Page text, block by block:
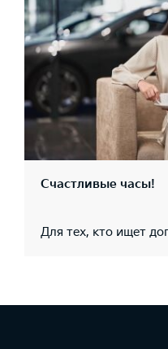
Счастливые часы!
Для тех, кто ищет